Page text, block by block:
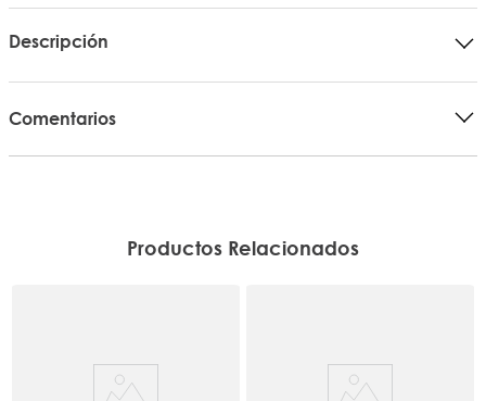
Descripción
Comentarios
Productos Relacionados